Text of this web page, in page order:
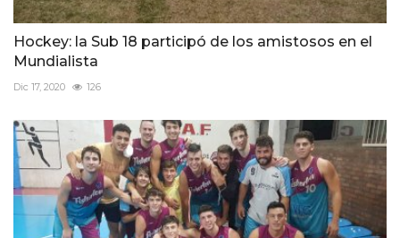
Hockey: la Sub 18 participó de los amistosos en el
Mundialista
Dic 17, 2020 126